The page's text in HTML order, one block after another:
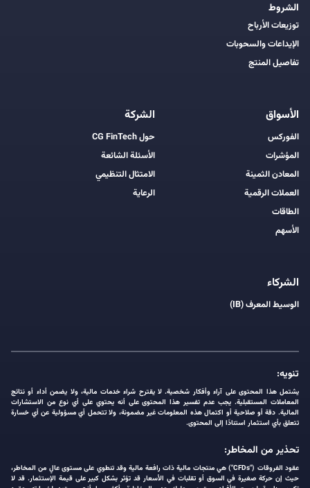
الشروط
توزيعات الأرباح
الإيداعات والسحوبات
تفاصيل المنتج
الأسواق
الفوركس
المؤشرات
المعادن الثمينة
العملات الرقمية
الطاقات
الأسهم
الشركة
حول CG FinTech
الأسئلة الشائعة
الامتثال التنظيمي
الرعاية
الشركاء
الوسيط المعرف (IB)
تنويه:
يشتمل هذا المحتوى على آراء وأفكار شخصية. لا يقترح شراء خدمات مالية، ولا يضمن أداء أو نتائج
المعاملات المستقبلية. يجب عدم تفسير هذا المحتوى على أنه يحتوي على أي نوع من الاستشارات
المالية. دقة أو صلاحية أو اكتمال هذه المعلومات غير مضمونة، ولا تتحمل أي مسؤولية عن أي خسارة
تتعلق بأي استثمار استنادًا إلى المحتوى.
تحذير من المخاطر:
عقود الفروقات ("CFDs") هي منتجات مالية ذات رافعة مالية وقد تنطوي على مستوى عالٍ من المخاطر،
حيث إن حركة صغيرة في السوق أو تقلبات في الأسعار قد تؤثر بشكل كبير على قيمة الإستثمار. قد لا